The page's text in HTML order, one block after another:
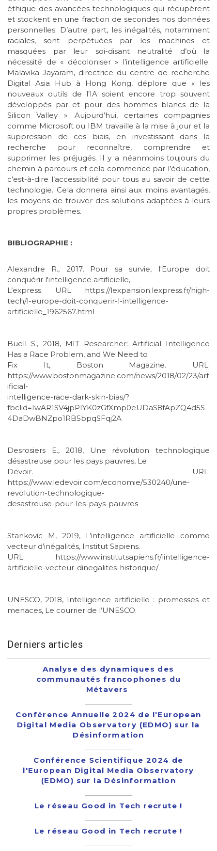
éthique des avancées technologiques qui récupèrent
et stockent en une fraction de secondes nos données
personnelles. D’autre part, les inégalités, notamment
raciales, sont perpétuées par les machines et
masquées par leur soi-disant neutralité d’où la
nécessité de « décoloniser » l’intelligence artificielle.
Malavika Jayaram, directrice du centre de recherche
Digital Asia Hub à Hong Kong, déplore que « les
nouveaux outils de l’IA soient encore trop souvent
développés par et pour des hommes blancs de la
Silicon Valley ». Aujourd’hui, certaines compagnies
comme Microsoft ou IBM travaille à la mise à jour et la
suppression de ces biais, en investissant dans la
recherche pour reconnaître, comprendre et
supprimer les préjugés. Il y a néanmoins toujours du
chemin à parcours et cela commence par l’éducation,
c’est-à-dire l’accessibilité pour tous au savoir de cette
technologie. Cela donnera ainsi aux moins avantagés,
les moyens de trouver des solutions adaptées à leurs
propres problèmes.
BIBLIOGRAPHIE :
Alexandre R., 2017, Pour sa survie, l'Europe doit
conquérir l'intelligence artificielle,
L’express. URL: https://lexpansion.lexpress.fr/high-
tech/l-europe-doit-conquerir-l-intelligence-
artificielle_1962567.html
Buell S., 2018, MIT Researcher: Artificial Intelligence
Has a Race Problem, and We Need to
Fix It, Boston Magazine. URL:
https://www.bostonmagazine.com/news/2018/02/23/art
ificial-
intelligence-race-dark-skin-bias/?
fbclid=IwAR1SV4jpPIYK0zGfXmp0eUDaS8fApZQ4d5S-
4DaDwBNZpo1RB5bpqSFqj2A
Desrosiers E., 2018, Une révolution technologique
désastreuse pour les pays pauvres, Le
Devoir. URL:
https://www.ledevoir.com/economie/530240/une-
revolution-technologique-
desastreuse-pour-les-pays-pauvres
Stankovic M, 2019, L’intelligence artificielle comme
vecteur d’inégalités, Institut Sapiens.
URL: https://www.institutsapiens.fr/lintelligence-
artificielle-vecteur-dinegalites-historique/
UNESCO, 2018, Intelligence artificielle : promesses et
menaces, Le courrier de l’UNESCO.
Derniers articles
Analyse des dynamiques des
communautés francophones du
Métavers
Conférence Annuelle 2024 de l'European
Digital Media Observatory (EDMO) sur la
Désinformation
Conférence Scientifique 2024 de
l'European Digital Media Observatory
(EDMO) sur la Désinformation
Le réseau Good in Tech recrute !
Le réseau Good in Tech recrute !